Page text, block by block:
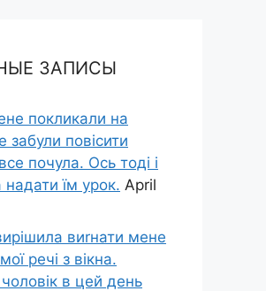
ЗАПИСЫ
покликали на
забули повісити
почула. Ось тоді і
надати їм урок. April
виrнати мене
речі з вікна.
в цей день